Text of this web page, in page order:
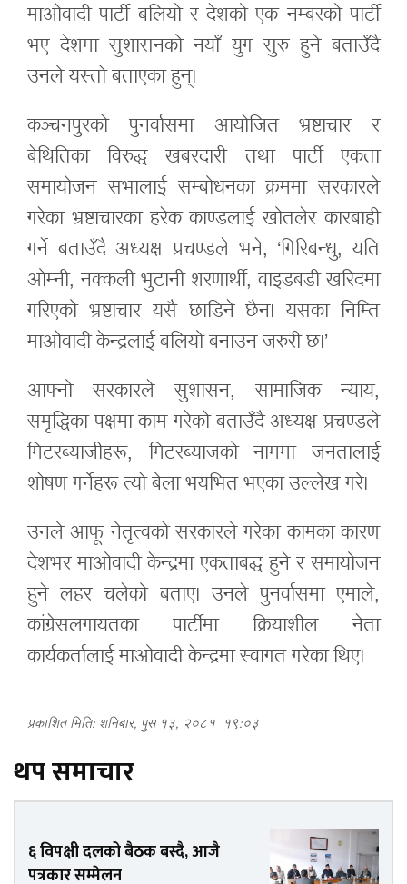
माओवादी पार्टी बलियो र देशको एक नम्बरको पार्टी
भए देशमा सुशासनको नयाँ युग सुरु हुने बताउँदै
उनले यस्तो बताएका हुन्।
कञ्चनपुरको पुनर्वासमा आयोजित भ्रष्टाचार र
बेथितिका विरुद्ध खबरदारी तथा पार्टी एकता
समायोजन सभालाई सम्बोधनका क्रममा सरकारले
गरेका भ्रष्टाचारका हरेक काण्डलाई खोतलेर कारबाही
गर्ने बताउँदै अध्यक्ष प्रचण्डले भने, ‘गिरिबन्धु, यति
ओम्नी, नक्कली भुटानी शरणार्थी, वाइडबडी खरिदमा
गरिएको भ्रष्टाचार यसै छाडिने छैन। यसका निम्ति
माओवादी केन्द्रलाई बलियो बनाउन जरुरी छ।’
आफ्नो सरकारले सुशासन, सामाजिक न्याय,
समृद्धिका पक्षमा काम गरेको बताउँदै अध्यक्ष प्रचण्डले
मिटरब्याजीहरू, मिटरब्याजको नाममा जनतालाई
शोषण गर्नेहरू त्यो बेला भयभित भएका उल्लेख गरे।
उनले आफू नेतृत्वको सरकारले गरेका कामका कारण
देशभर माओवादी केन्द्रमा एकताबद्ध हुने र समायोजन
हुने लहर चलेको बताए। उनले पुनर्वासमा एमाले,
कांग्रेसलगायतका पार्टीमा क्रियाशील नेता
कार्यकर्तालाई माओवादी केन्द्रमा स्वागत गरेका थिए।
प्रकाशित मिति: शनिबार, पुस १३, २०८१ १९:०३
थप समाचार
६ विपक्षी दलको बैठक बस्दै, आजै
पत्रकार सम्मेलन